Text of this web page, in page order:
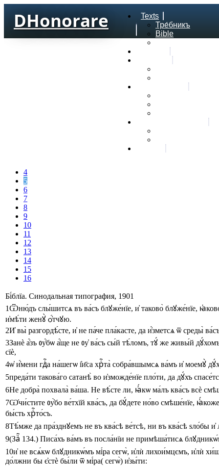
DHonorare
Texts
Тре́бникъ
Bible
4
5
6
7
8
9
10
11
12
13
14
15
16
Бі́блїа. Синодальная типография, 1901
1Ѿню́дъ слы́шитсѧ въ ва́съ блꙋже́нїе, и҆ таково̀ блꙋже́нїе,
и҆мѣ́ти женꙋ̀ ѻ҆́тчꙋю.
2И҆ вы̀ разгордѣ́сте, и҆ не па́че пла́касте, да и҆́зметсѧ ѿ среды̀
3Занѐ а҆́зъ ᲂу҆́бѡ а҆́ще не ᲂу҆ ва́съ сы́й тѣ́ломъ, тꙋ́ же живы́й
сїѐ,
4ѡ҆ и҆́мени гдⷭ҇а на́шегѡ і҆и҃са хрⷭ҇та̀ собра́вшымсѧ ва́мъ и҆ моемꙋ̀
5преда́ти такова́го сатанѣ̀ во и҆зможде́нїе пло́ти, да дꙋ́хъ
6Не добра̀ похвала̀ ва́ша. Не вѣ́сте ли, ꙗ҆́кѡ ма́лъ ква́съ всѐ
7Ѡ҆чи́стите ᲂу҆̀бо ве́тхїй ква́съ, да бꙋ́дете но́во смѣше́нїе, ꙗ҆́коже
бы́сть хрⷭ҇то́съ.
8Тѣ́мже да пра́зднꙋемъ не въ ква́сѣ ве́тсѣ, ни въ ква́сѣ ѕло́бы и҆
9(Заⷱ҇ 134.) Писа́хъ ва́мъ въ посла́нїи не примѣша́тисѧ
10и҆ не всѧ́кѡ блꙋдникѡ́мъ мі́ра сегѡ̀, и҆лѝ лихои́мцємъ, и҆лѝ
до́лжни бы є҆стѐ бы́ли ѿ мі́ра( сегѡ̀) и҆зы́ти: